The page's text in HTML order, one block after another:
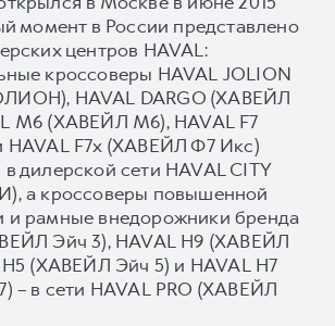
момент в России представлено
центров HAVAL:
кроссоверы HAVAL JOLION
HAVAL DARGO (ХАВЕЙЛ
М6 (ХАВЕЙЛ M6), HAVAL F7
F7x (ХАВЕЙЛ Ф7 Икс)
дилерской сети HAVAL CITY
а кроссоверы повышенной
и рамные внедорожники бренда
Эйч 3), HAVAL H9 (ХАВЕЙЛ
(ХАВЕЙЛ Эйч 5) и HAVAL H7
– в сети HAVAL PRO (ХАВЕЙЛ